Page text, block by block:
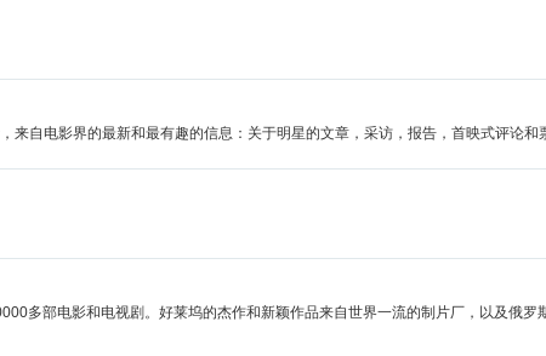
来自电影界的最新和最有趣的信息：关于明星的文章，采访，报告，首映式评论和
多部电影和电视剧。好莱坞的杰作和新颖作品来自世界一流的制片厂，以及俄罗